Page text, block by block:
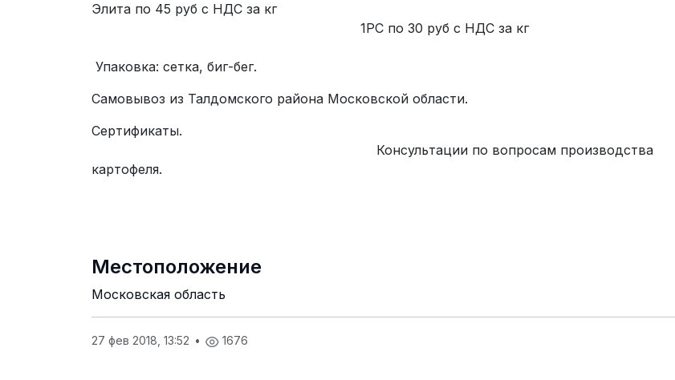
Элита по 45 руб с НДС за кг
1РС по 30 руб с НДС за кг
Упаковка: сетка, биг-бег.
Самовывоз из Талдомского района Московской области.
Сертификаты.
Консультации по вопросам производства
картофеля.
Местоположение
Московская область
27 фев 2018, 13:52 • 1676